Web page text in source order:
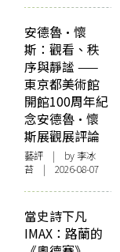
安德魯·懷
斯：觀看、秩
序與靜謐 ——
東京都美術館
開館100周年紀
念安德魯·懷
斯展觀展評論
藝評 | by 李冰
苔 | 2026-08-07
當史詩下凡
IMAX：路蘭的